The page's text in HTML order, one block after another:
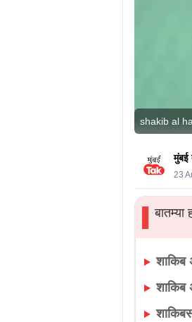
shakib al
मुंबई
23
▌बातम्या
शाकिब
शाकिब